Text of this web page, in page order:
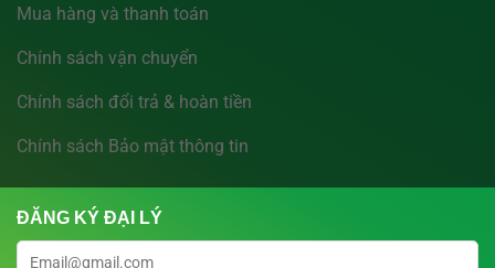
Mua hàng và thanh toán
Chính sách vận chuyển
Chính sách đổi trả & hoàn tiền
Chính sách Bảo mật thông tin
ĐĂNG KÝ ĐẠI LÝ